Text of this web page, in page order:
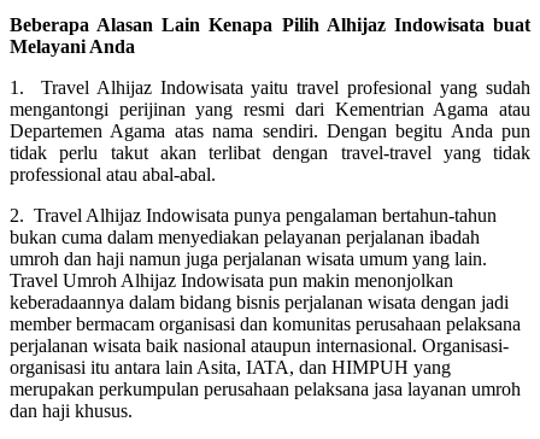
Beberapa Alasan Lain Kenapa Pilih Alhijaz Indowisata buat
Melayani Anda
1. Travel Alhijaz Indowisata yaitu travel profesional yang sudah
mengantongi perijinan yang resmi dari Kementrian Agama atau
Departemen Agama atas nama sendiri. Dengan begitu Anda pun
tidak perlu takut akan terlibat dengan travel-travel yang tidak
professional atau abal-abal.
2. Travel Alhijaz Indowisata punya pengalaman bertahun-tahun
bukan cuma dalam menyediakan pelayanan perjalanan ibadah
umroh dan haji namun juga perjalanan wisata umum yang lain.
Travel Umroh Alhijaz Indowisata pun makin menonjolkan
keberadaannya dalam bidang bisnis perjalanan wisata dengan jadi
member bermacam organisasi dan komunitas perusahaan pelaksana
perjalanan wisata baik nasional ataupun internasional. Organisasi-
organisasi itu antara lain Asita, IATA, dan HIMPUH yang
merupakan perkumpulan perusahaan pelaksana jasa layanan umroh
dan haji khusus.